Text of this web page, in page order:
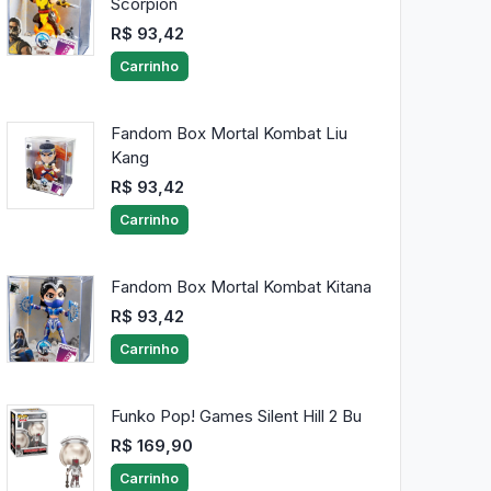
R$ 93,42
Carrinho
Fandom Box Mortal Kombat Liu
Kang
R$ 93,42
Carrinho
Fandom Box Mortal Kombat Kitana
R$ 93,42
Carrinho
Funko Pop! Games Silent Hill 2 Bu
R$ 169,90
Carrinho